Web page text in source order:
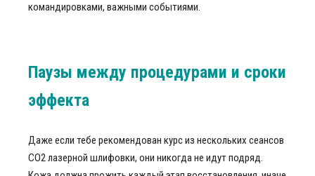
командировками, важными событиями.
Паузы между процедурами и сроки
эффекта
Даже если тебе рекомендован курс из нескольких сеансов
CO2 лазерной шлифовки, они никогда не идут подряд.